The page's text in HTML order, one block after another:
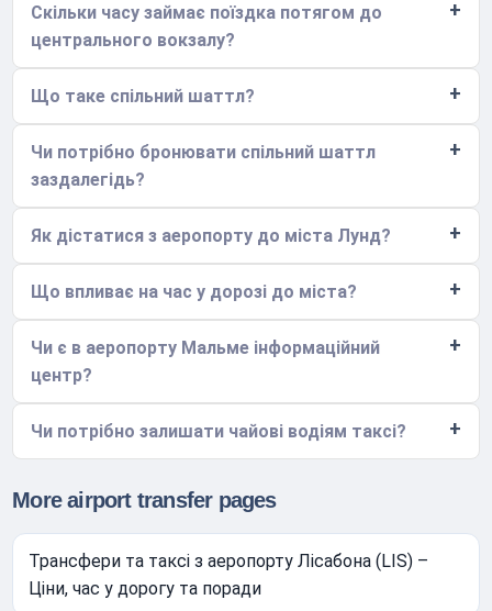
Скільки часу займає поїздка потягом до
центрального вокзалу?
Що таке спільний шаттл?
Чи потрібно бронювати спільний шаттл
заздалегідь?
Як дістатися з аеропорту до міста Лунд?
Що впливає на час у дорозі до міста?
Чи є в аеропорту Мальме інформаційний
центр?
Чи потрібно залишати чайові водіям таксі?
More airport transfer pages
Трансфери та таксі з аеропорту Лісабона (LIS) –
Ціни, час у дорогу та поради